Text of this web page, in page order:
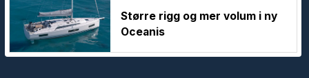
Større rigg og mer volum i ny
Oceanis